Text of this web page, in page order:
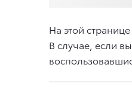
На этой
В случае, если